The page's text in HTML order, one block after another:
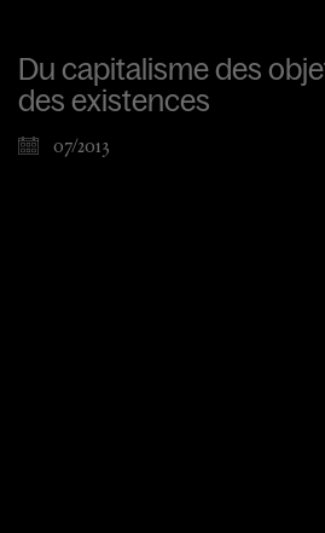
Du capitalisme des
des existences
07/2013